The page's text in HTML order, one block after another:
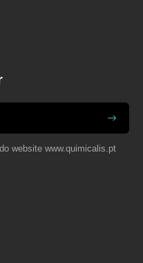
do website www.quimicalis.pt